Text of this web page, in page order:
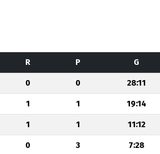
R P G
0 0 28:11
1 1 19:14
1 1 11:12
0 3 7:28